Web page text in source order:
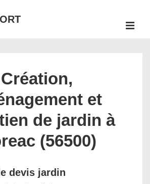
Création,
et
de jardin à
(56500)
devis jardin